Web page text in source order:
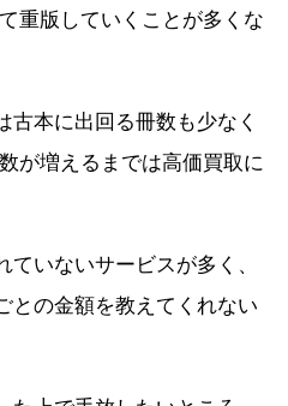
重版していくことが多くな
古本に出回る冊数も少なく
が増えるまでは高価買取に
いないサービスが多く、
との金額を教えてくれない